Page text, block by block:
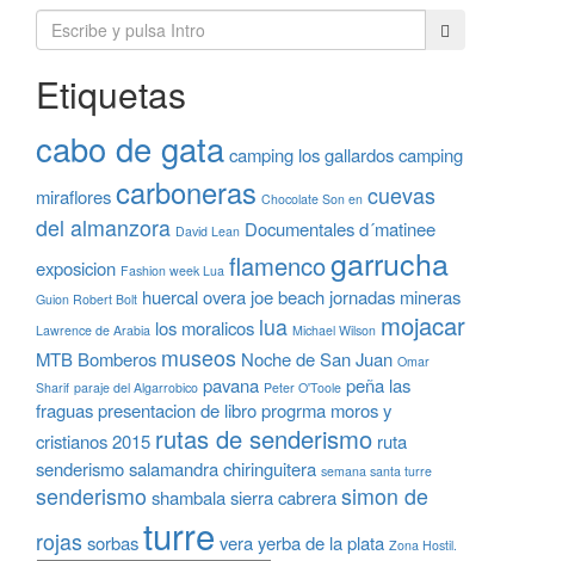
Etiquetas
cabo de gatacamping los gallardoscamping
miraflorescarboneras Chocolate Son en cuevas
del almanzora David Lean Documentalesd´matinee
exposicion Fashion week Lua flamencogarrucha
Guion Robert Bolt huercal overa joe beach jornadas mineras
Lawrence de Arabia los moralicos lua Michael Wilson mojacar
MTB Bomberos museos Noche de San Juan Omar
Sharif paraje del Algarrobico pavana Peter O'Toole peña las
fraguaspresentacion de libroprogrma moros y
cristianos 2015 rutas de senderismo ruta
senderismosalamandra chiringuitera semana santa turre
senderismo shambalasierra cabrerasimon de
rojas sorbasturre verayerba de la plata Zona Hostil.